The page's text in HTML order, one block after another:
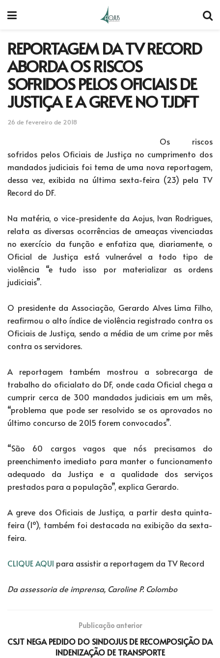
REPORTAGEM DA TV RECORD
ABORDA OS RISCOS
SOFRIDOS PELOS OFICIAIS DE
JUSTIÇA E A GREVE NO TJDFT
26 de fevereiro de 2018
Os riscos
sofridos pelos Oficiais de Justiça no cumprimento dos
mandados judiciais foi tema de uma nova reportagem,
dessa vez, exibida na última sexta-feira (23) pela TV
Record do DF.
Na matéria, o vice-presidente da Aojus, Ivan Rodrigues,
relata as diversas ocorrências de ameaças vivenciadas
no exercício da função e enfatiza que, diariamente, o
Oficial de Justiça está vulnerável a todo tipo de
violência “e tudo isso por materializar as ordens
judiciais”.
O presidente da Associação, Gerardo Alves Lima Filho,
reafirmou o alto índice de violência registrado contra os
Oficiais de Justiça, sendo a média de um crime por mês
contra os servidores.
A reportagem também mostrou a sobrecarga de
trabalho do oficialato do DF, onde cada Oficial chega a
cumprir cerca de 300 mandados judiciais em um mês,
“problema que pode ser resolvido se os aprovados no
último concurso de 2015 forem convocados”.
“São 60 cargos vagos que nós precisamos do
preenchimento imediato para manter o funcionamento
adequado da Justiça e a qualidade dos serviços
prestados para a população”, explica Gerardo.
A greve dos Oficiais de Justiça, a partir desta quinta-
feira (1º), também foi destacada na exibição da sexta-
feira.
CLIQUE AQUI para assistir a reportagem da TV Record
Da assessoria de imprensa, Caroline P. Colombo
Publicação anterior
CSJT NEGA PEDIDO DO SINDOJUS DE RECOMPOSIÇÃO DA
INDENIZAÇÃO DE TRANSPORTE